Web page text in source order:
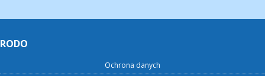
RODO
Ochrona danych